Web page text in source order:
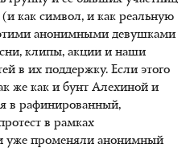
(и как символ, и как реальную
этими анонимными девушками
клипы, акции и наши
в их поддержку. Если этого
же как и бунт Алехиной и
в рафинированный,
в рамках
уже променяли анонимный